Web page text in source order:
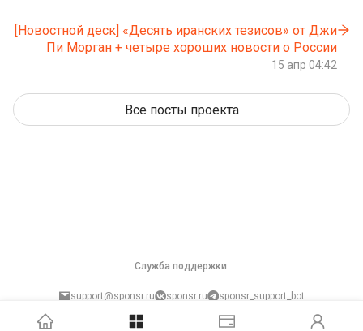
[Новостной деск] «Десять иранских тезисов» от Джи
Пи Морган + четыре хороших новости о России
15 апр 04:42
Все посты проекта
Служба поддержки:
support@sponsr.ru sponsr.ru sponsr_support_bot